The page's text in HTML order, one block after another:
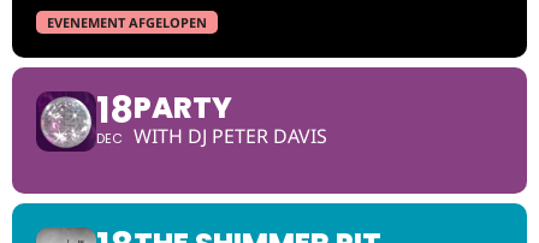
EVENEMENT AFGELOPEN
18
DEC
PARTY
WITH DJ PETER DAVIS